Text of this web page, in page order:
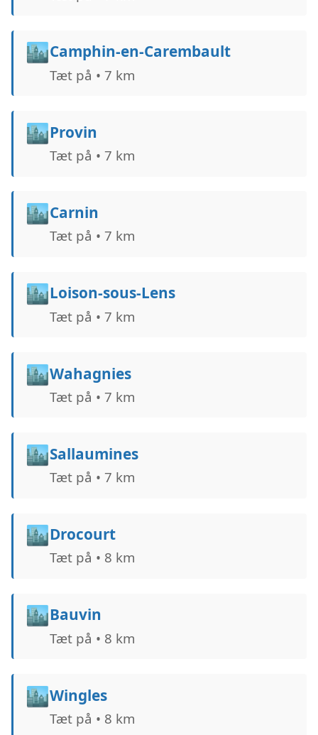
🏙️Camphin-en-Carembault
Tæt på • 7 km
🏙️Provin
Tæt på • 7 km
🏙️Carnin
Tæt på • 7 km
🏙️Loison-sous-Lens
Tæt på • 7 km
🏙️Wahagnies
Tæt på • 7 km
🏙️Sallaumines
Tæt på • 7 km
🏙️Drocourt
Tæt på • 8 km
🏙️Bauvin
Tæt på • 8 km
🏙️Wingles
Tæt på • 8 km